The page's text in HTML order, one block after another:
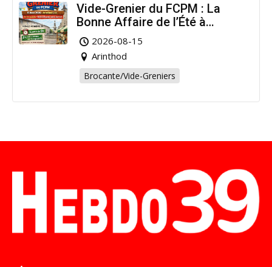
Vide-Grenier du FCPM : La
Bonne Affaire de l’Été à
Arinthod !
2026-08-15
Arinthod
Brocante/Vide-Greniers